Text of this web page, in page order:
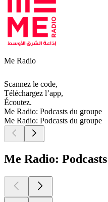
Me Radio
Scannez le code,
Téléchargez l’app,
Écoutez.
Me Radio: Podcasts du groupe
Me Radio: Podcasts du groupe
Me Radio: